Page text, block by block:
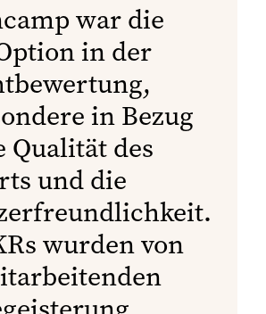
war die
in der
in Bezug
Qualität des
und die
wurden von